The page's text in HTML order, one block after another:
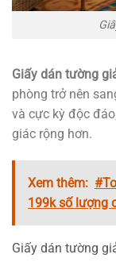
Giấy dán tường
phòng trở nên
và cực kỳ độc
giác rộng hơn.
Xem thêm:
199k số lượng
Giấy dán tường